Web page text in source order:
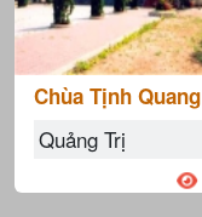
Chùa Tịnh Quang
Quảng Trị